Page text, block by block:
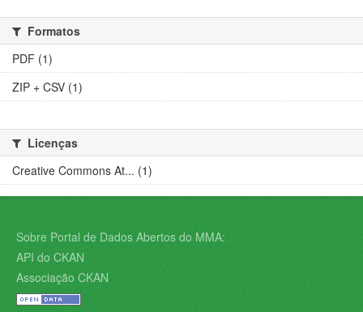
Formatos
PDF (1)
ZIP + CSV (1)
Licenças
Creative Commons At... (1)
Sobre Portal de Dados Abertos do MMA:
API do CKAN
Associação CKAN